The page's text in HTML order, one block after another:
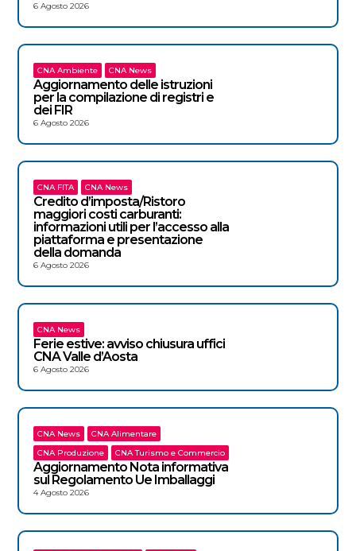
6 Agosto 2026
CNA Ambiente CNA News
Aggiornamento delle istruzioni
per la compilazione di registri e
dei FIR
6 Agosto 2026
CNA FITA CNA News
Credito d’imposta/Ristoro
maggiori costi carburanti:
informazioni utili per l’accesso alla
piattaforma e presentazione
della domanda
6 Agosto 2026
CNA News
Ferie estive: avviso chiusura uffici
CNA Valle d’Aosta
6 Agosto 2026
CNA News
CNA Alimentare
CNA Produzione
CNA Turismo e Commercio
Aggiornamento Nota informativa
sul Regolamento Ue Imballaggi
4 Agosto 2026